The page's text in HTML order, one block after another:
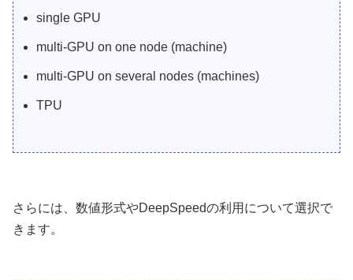
single GPU
multi-GPU on one node (machine)
multi-GPU on several nodes (machines)
TPU
さらには、数値形式やDeepSpeedの利用について選択で
きます。